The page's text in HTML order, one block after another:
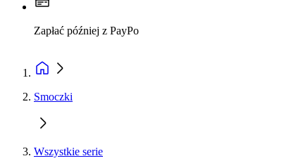
Zapłać później z PayPo
Smoczki
Wszystkie serie